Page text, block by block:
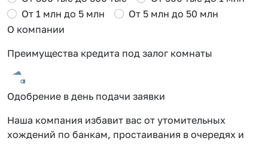
От 1 млн до 5 млн
От 5 млн до 50 млн
О компании
Преимущества кредита под залог комнаты
Одобрение в день подачи заявки
Наша компания избавит вас от утомительных
хождений по банкам, простаивания в очередях и